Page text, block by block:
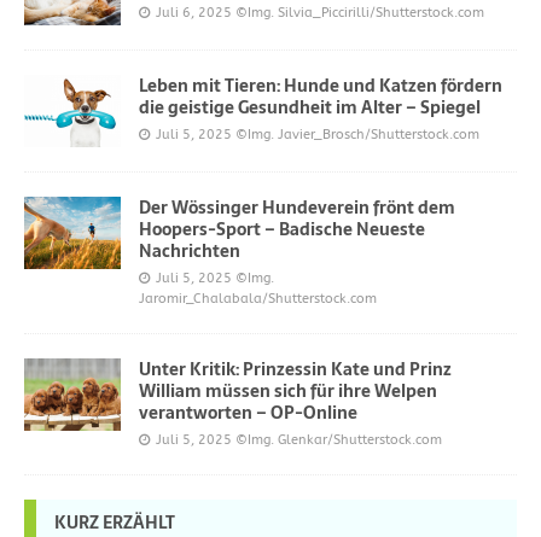
Juli 6, 2025 ©Img. Silvia_Piccirilli/Shutterstock.com
Leben mit Tieren: Hunde und Katzen fördern
die geistige Gesundheit im Alter – Spiegel
Juli 5, 2025 ©Img. Javier_Brosch/Shutterstock.com
Der Wössinger Hundeverein frönt dem
Hoopers-Sport – Badische Neueste
Nachrichten
Juli 5, 2025 ©Img.
Jaromir_Chalabala/Shutterstock.com
Unter Kritik: Prinzessin Kate und Prinz
William müssen sich für ihre Welpen
verantworten – OP-Online
Juli 5, 2025 ©Img. Glenkar/Shutterstock.com
KURZ ERZÄHLT